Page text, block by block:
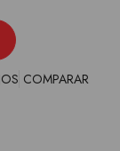
COMPARAR